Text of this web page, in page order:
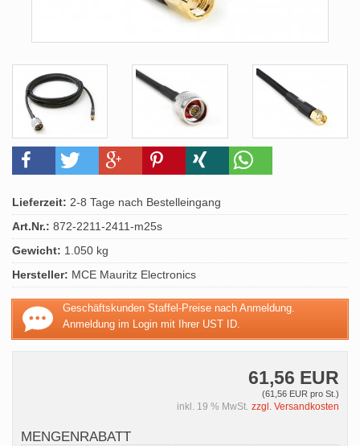
Lieferzeit: 2-8 Tage nach Bestelleingang
Art.Nr.: 872-2211-2411-m25s
Gewicht: 1.050 kg
Hersteller: MCE Mauritz Electronics
Geschäftskunden Staffel-Preise nach Anmeldung.
Anmeldung im Login mit Ihrer UST ID.
61,56 EUR
(61,56 EUR pro St.)
inkl. 19 % MwSt. zzgl. Versandkosten
MENGENRABATT